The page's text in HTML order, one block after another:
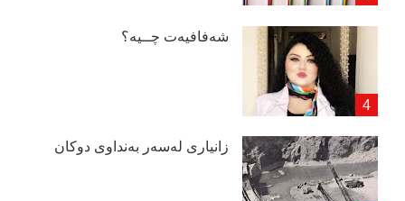
شەفافیەت چــیە؟
زانیاری لەسەر بەنداوی دوكان